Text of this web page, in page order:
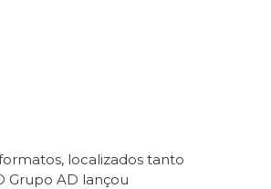
localizados tanto
Grupo AD lançou